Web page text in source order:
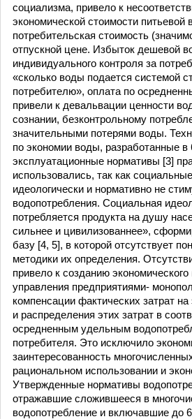
социализма, привело к
экономической стоимости питьевой
потребительская стоимость
отпускной цене. Избыток дешевой
индивидуального контроля за
«сколько воды подается системой
потребителю», оплата по
привели к девальвации ценности
сознании, безконтрольному
значительными потерями воды.
по экономии воды, разработанные в
эксплуатационные нормативы [3]
использовались, так как
идеологически и нормативно не
водопотребления. Социальная
потребляется продукта на душу
сильнее и цивилизованнее»,
базу [4, 5], в которой отсутствует
методики их определения.
привело к созданию
управления предприятиями-
компенсации фактических затрат
и распределения этих затрат в
осредненным удельным
потребителя. Это исключило
заинтересованность
рациональном использовании и
Утвержденные нормативы
отражавшие сложившееся в
водопотребление и включавшие до